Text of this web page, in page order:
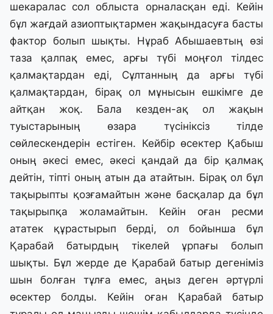
шекаралас сол облыста орналасқан еді. Кейін
бұл жағдай азиоптықтармен жақындасуға басты
фактор болып шықты. Нұраб Абышаевтың өзі
таза қалпақ емес, арғы түбі моңғол тілдес
қалмақтардан еді, Сұлтанның да арғы түбі
қалмақтардан, бірақ ол мұнысын ешкімге де
айтқан жоқ. Бала кезден-ақ ол жақын
туыстарының өзара түсініксіз тілде
сөйлескендерін естіген. Кейбір өсектер Қабыш
оның әкесі емес, әкесі қандай да бір қалмақ
дейтін, тіпті оның атын да атайтын. Бірақ ол бұл
тақырыпты қозғамайтын және басқалар да бұл
тақырыпқа жоламайтын. Кейін оған ресми
ататек құрастырып берді, ол бойынша бұл
Қарабай батырдың тікелей ұрпағы болып
шықты. Бұл жерде де Қарабай батыр дегеніміз
шын болған тұлға емес, аңыз деген әртүрлі
өсектер болды. Кейін оған Қарабай батыр